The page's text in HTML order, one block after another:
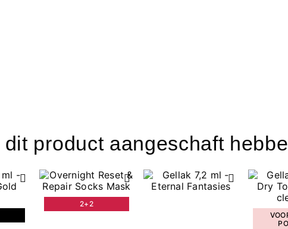
product aangeschaft
2+2